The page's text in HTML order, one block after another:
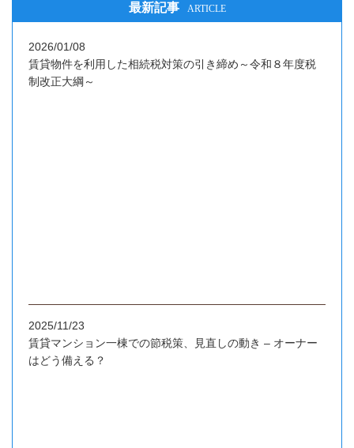
最新記事 ARTICLE
2026/01/08
賃貸物件を利用した相続税対策の引き締め～令和８年度税
制改正大綱～
2025/11/23
賃貸マンション一棟での節税策、見直しの動き – オーナー
はどう備える？